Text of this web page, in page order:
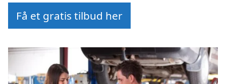
Få et gratis tilbud her